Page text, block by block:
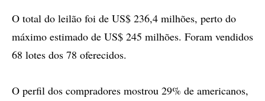
O total do leilão foi de US$ 236,4 milhões, perto do
máximo estimado de US$ 245 milhões. Foram vendidos
68 lotes dos 78 oferecidos.
O perfil dos compradores mostrou 29% de americanos,